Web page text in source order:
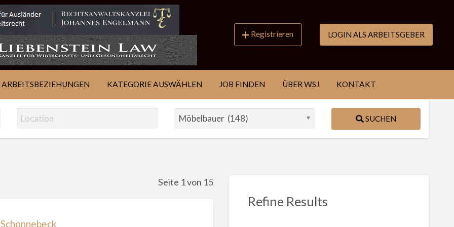
JOB
FINDEN
ÜBER
WSJ
KONTAKT
Registrieren LOGIN ALS ARBEITSGEBER
ARBEITSBEZIEHUNGEN KATEGORIE AUSWÄHLEN JOB FINDEN ÜBER WSJ KONTAKT
SUCHEN
Seite 1 von 15
Refine Results